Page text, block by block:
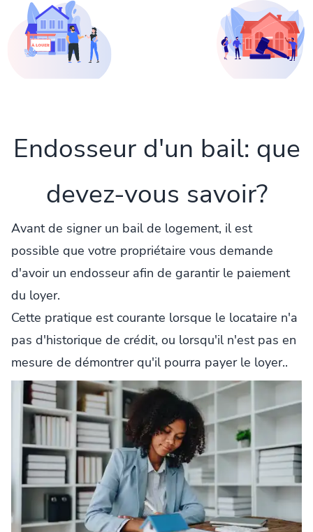
Endosseur d'un bail: que
devez-vous savoir?
Avant de signer un bail de logement, il est
possible que votre propriétaire vous demande
d'avoir un endosseur afin de garantir le paiement
du loyer.
Cette pratique est courante lorsque le locataire n'a
pas d'historique de crédit, ou lorsqu'il n'est pas en
mesure de démontrer qu'il pourra payer le loyer..